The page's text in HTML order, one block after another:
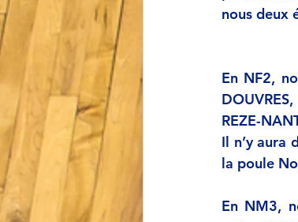
nous deux
En NF2,
REZE-
Il n’y aura
la poule
En NM3,